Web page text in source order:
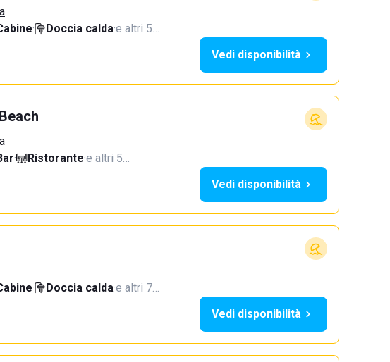
· Doccia calda·e altri 5…
Vedi disponibilità
· Ristorante·e altri 5…
Vedi disponibilità
· Doccia calda·e altri 7…
Vedi disponibilità